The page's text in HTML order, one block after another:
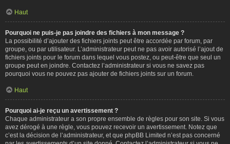
Haut
Pourquoi ne puis-je pas joindre des fichiers à mon message ?
La possibilité d’ajouter des fichiers joints peut être accordée par forum, par
groupe, ou par utilisateur. L’administrateur peut ne pas avoir autorisé l’ajout de
fichiers joints pour le forum dans lequel vous postez, ou peut-être que seul un
groupe peut en joindre. Contactez l’administrateur si vous ne savez pas
pourquoi vous ne pouvez pas ajouter de fichiers joints sur un forum.
Haut
Pourquoi ai-je reçu un avertissement ?
Chaque administrateur a son propre ensemble de règles pour son site. Si vous
avez dérogé à une règle, vous pouvez recevoir un avertissement. Notez que
c’est la décision de l’administrateur, et que phpBB Limited n’est pas concerné